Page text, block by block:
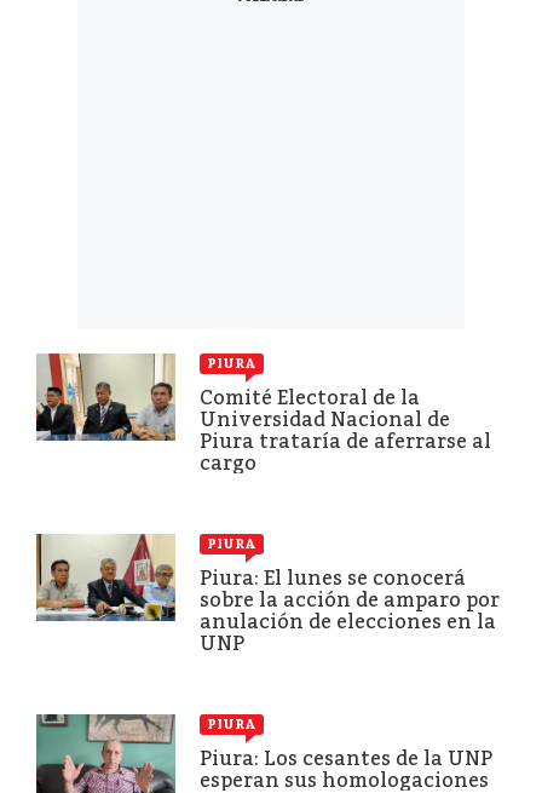
PIURA
Comité Electoral de la
Universidad Nacional de
Piura trataría de aferrarse al
cargo
PIURA
Piura: El lunes se conocerá
sobre la acción de amparo por
anulación de elecciones en la
UNP
PIURA
Piura: Los cesantes de la UNP
esperan sus homologaciones